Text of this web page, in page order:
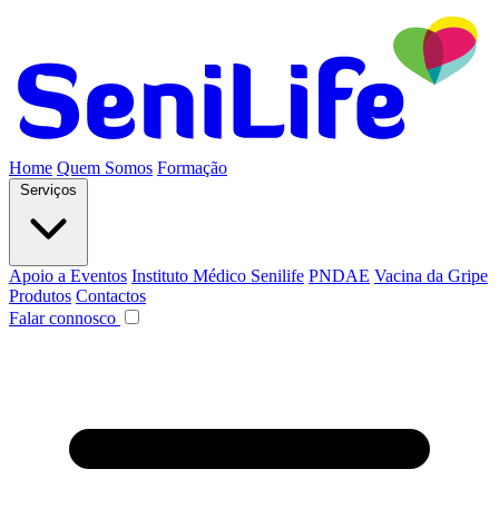
Home Quem Somos Formação
Serviços
Apoio a Eventos Instituto Médico Senilife PNDAE Vacina da Gripe
Produtos Contactos
Falar connosco